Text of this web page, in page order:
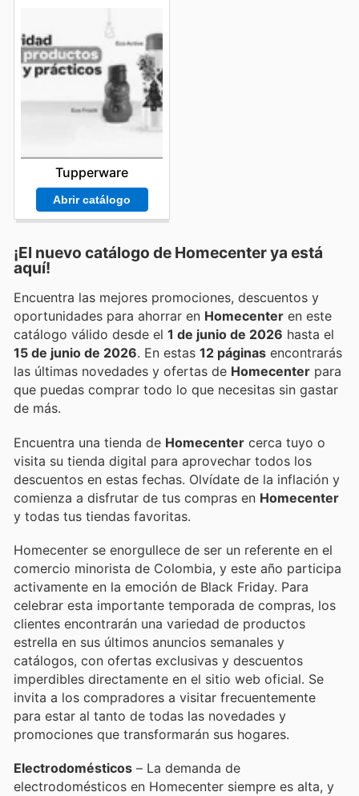
Tupperware
Abrir catálogo
¡El nuevo catálogo de Homecenterya está
aquí!
Encuentra las mejores promociones, descuentos y
oportunidades para ahorrar en Homecenter en este
catálogo válido desde el 1 de junio de 2026 hasta el
15 de junio de 2026 . En estas 12 páginas encontrarás
las últimas novedades y ofertas de Homecenter para
que puedas comprar todo lo que necesitas sin gastar
de más.
Encuentra una tienda de Homecenter cerca tuyo o
visita su tienda digital para aprovechar todos los
descuentos en estas fechas. Olvídate de la inflación y
comienza a disfrutar de tus compras en Homecenter
y todas tus tiendas favoritas.
Homecenter se enorgullece de ser un referente en el
comercio minorista de Colombia, y este año participa
activamente en la emoción de Black Friday. Para
celebrar esta importante temporada de compras, los
clientes encontrarán una variedad de productos
estrella en sus últimos anuncios semanales y
catálogos, con ofertas exclusivas y descuentos
imperdibles directamente en el sitio web oficial. Se
invita a los compradores a visitar frecuentemente
para estar al tanto de todas las novedades y
promociones que transformarán sus hogares.
Electrodomésticos – La demanda de
electrodomésticos en Homecenter siempre es alta, y